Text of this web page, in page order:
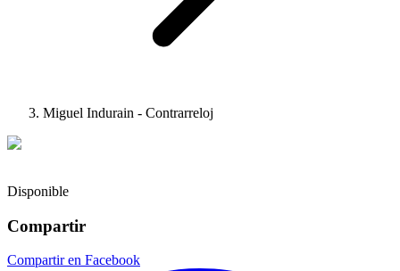
Miguel Indurain - Contrarreloj
Disponible
Compartir
Compartir en Facebook